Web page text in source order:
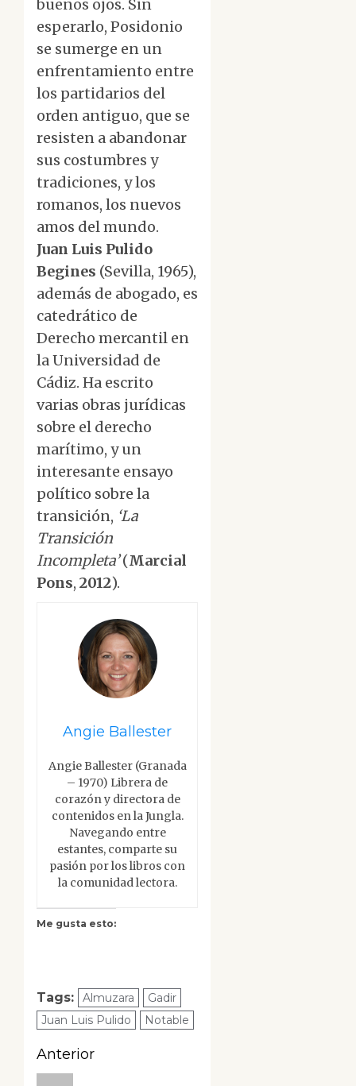
buenos ojos. Sin
esperarlo, Posidonio
se sumerge en un
enfrentamiento entre
los partidarios del
orden antiguo, que se
resisten a abandonar
sus costumbres y
tradiciones, y los
romanos, los nuevos
amos del mundo.
Juan Luis Pulido
Begines (Sevilla, 1965),
además de abogado, es
catedrático de
Derecho mercantil en
la Universidad de
Cádiz. Ha escrito
varias obras jurídicas
sobre el derecho
marítimo, y un
interesante ensayo
político sobre la
transición, ‘La
Transición
Incompleta’(Marcial
Pons, 2012).
Angie Ballester
Angie Ballester (Granada
– 1970) Librera de
corazón y directora de
contenidos en la Jungla.
Navegando entre
estantes, comparte su
pasión por los libros con
la comunidad lectora.
Me gusta esto:
Tags: Almuzara
Gadir
Juan Luis Pulido
Notable
Navegación
Anterior